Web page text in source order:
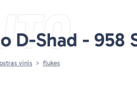
D-Shad - 958
vinis flukes